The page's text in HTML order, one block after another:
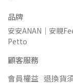
品牌
安安ANAN｜安親
Petto
顧客服務
會員權益 退換貨